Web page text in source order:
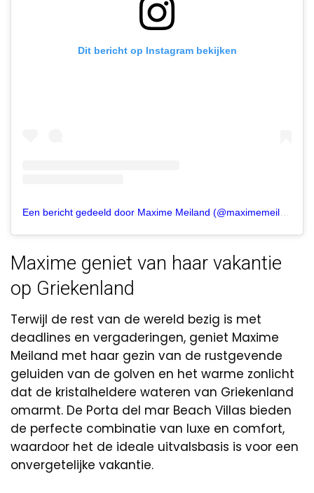
Dit bericht op Instagram bekijken
Maxime geniet van haar vakantie
op Griekenland
Terwijl de rest van de wereld bezig is met
deadlines en vergaderingen, geniet Maxime
Meiland met haar gezin van de rustgevende
geluiden van de golven en het warme zonlicht
dat de kristalheldere wateren van Griekenland
omarmt. De Porta del mar Beach Villas bieden
de perfecte combinatie van luxe en comfort,
waardoor het de ideale uitvalsbasis is voor een
onvergetelijke vakantie.